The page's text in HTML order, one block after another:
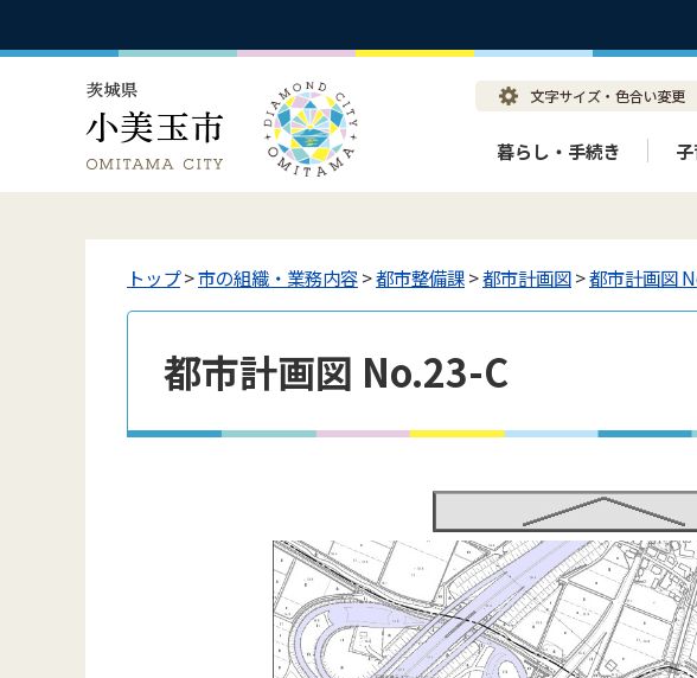
暮らし・手続き
トップ>市の組織・業務内容>都市整備課>都市計画図>都市計画図
都市計画図 No.23-C